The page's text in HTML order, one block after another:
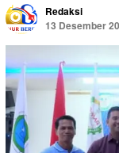
Redaksi
13 Desember